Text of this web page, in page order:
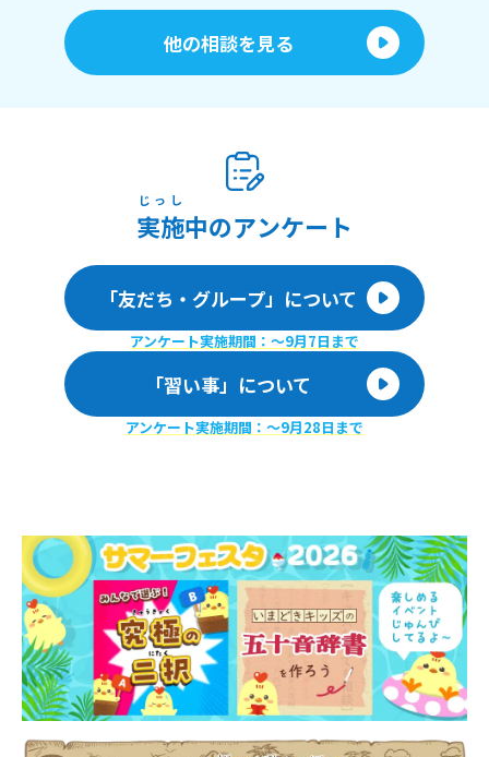
他の相談を見る
実施
じっし
中のアンケート
「友だち・グループ」について
アンケート実施期間：〜9月7日まで
「習い事」について
アンケート実施期間：〜9月28日まで